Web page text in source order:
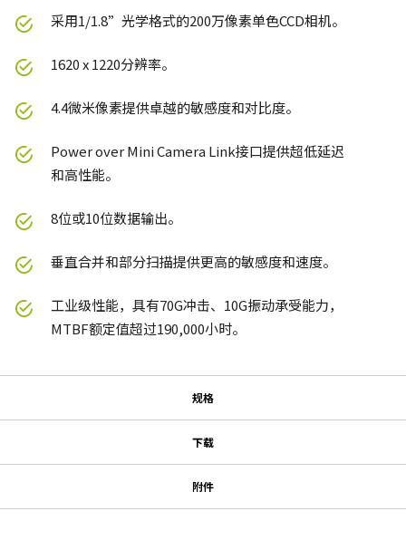
采用1/1.8”光学格式的200万像素单色CCD相机。
1620 x 1220分辨率。
4.4微米像素提供卓越的敏感度和对比度。
Power over Mini Camera Link接口提供超低延迟
和高性能。
8位或10位数据输出。
垂直合并和部分扫描提供更高的敏感度和速度。
工业级性能，具有70G冲击、10G振动承受能力，
MTBF额定值超过190,000小时。
规格
型号
下载
附件